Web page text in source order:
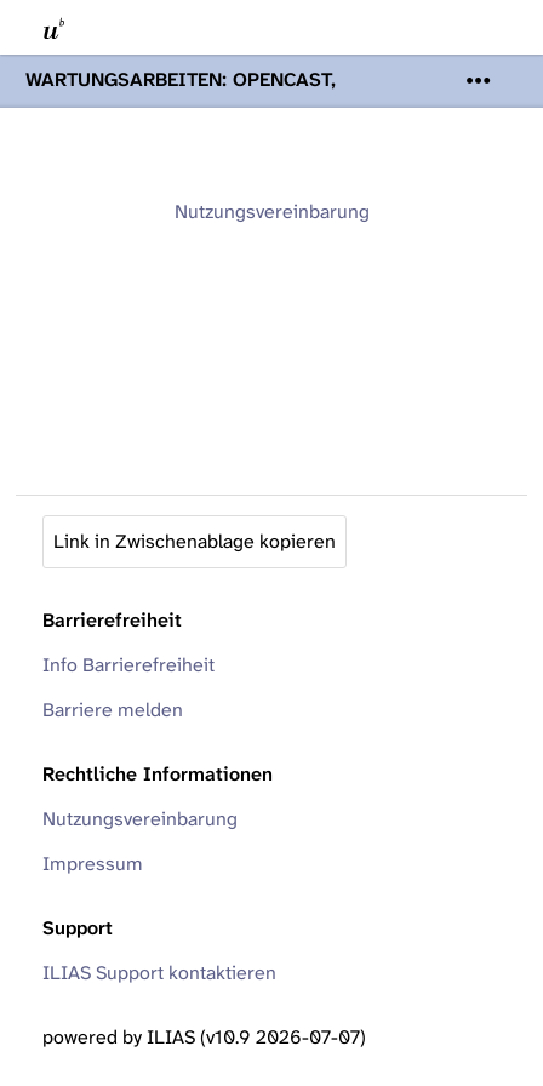
WARTUNGSARBEITEN: OPENCAST,
PODCASTS & TOBIRA
Mi 19. August
Opencast-Videos und Tobira nicht zur
Nutzungsvereinbarung
Link in Zwischenablage kopieren
Barrierefreiheit
Info Barrierefreiheit
Barriere melden
Rechtliche Informationen
Nutzungsvereinbarung
Impressum
Support
ILIAS Support kontaktieren
powered by ILIAS (v10.9 2026-07-07)